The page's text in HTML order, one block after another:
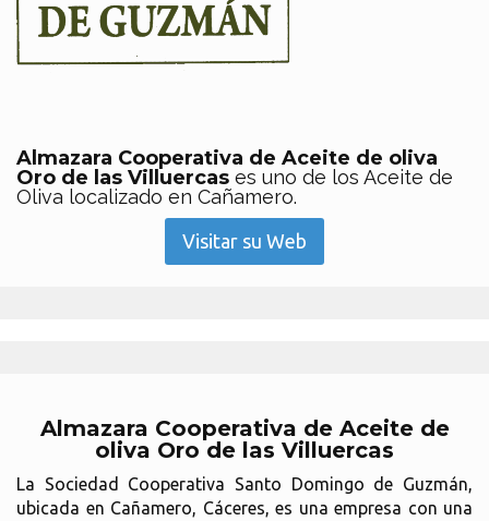
Almazara Cooperativa de Aceite de oliva
Oro de las Villuercas es uno de los Aceite de
Oliva localizado en Cañamero.
Visitar su Web
Almazara Cooperativa de Aceite de
oliva Oro de las Villuercas
La Sociedad Cooperativa Santo Domingo de Guzmán,
ubicada en Cañamero, Cáceres, es una empresa con una